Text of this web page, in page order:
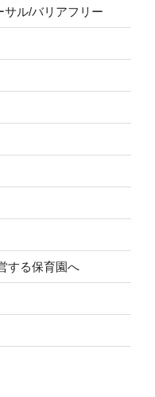
サル/バリアフリー
する保育園へ